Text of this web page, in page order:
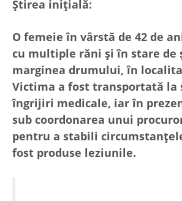
Ştirea iniţială:
O femeie în vârstă de 42 de
cu multiple răni și în stare de
marginea drumului, în
Victima a fost transportată la
îngrijiri medicale, iar în
sub coordonarea unui
pentru a stabili
fost produse leziunile.